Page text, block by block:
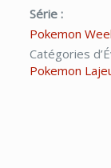
Série :
Pokemon
Catégories
Pokemon